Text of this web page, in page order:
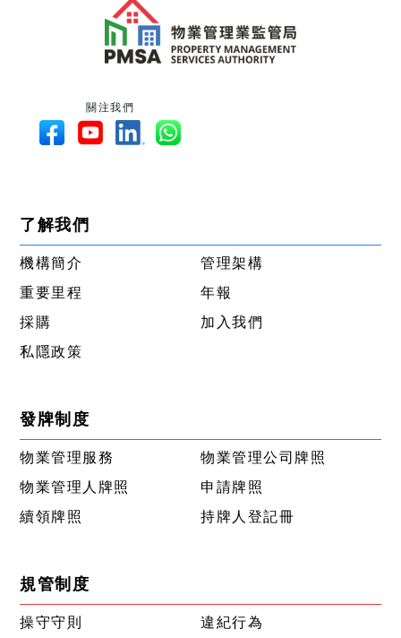
關注我們
了解我們
機構簡介
管理架構
重要里程
年報
採購
加入我們
私隱政策
發牌制度
物業管理服務
物業管理公司牌照
物業管理人牌照
申請牌照
續領牌照
持牌人登記冊
規管制度
操守守則
違紀行為